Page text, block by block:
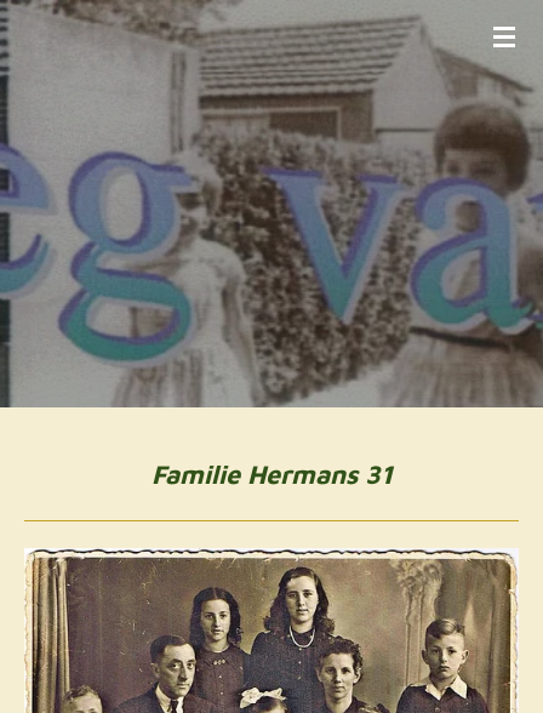
hoofdinhoud
Familie Hermans 31